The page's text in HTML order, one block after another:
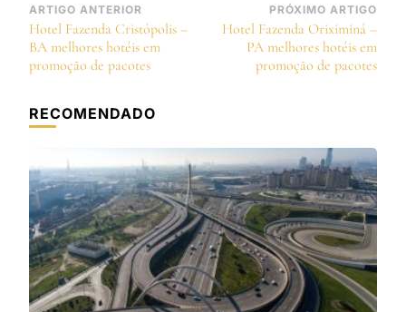
Navegação
de
post
ARTIGO ANTERIOR
Hotel Fazenda Cristópolis –
BA melhores hotéis em
promoção de pacotes
PRÓXIMO ARTIGO
Hotel Fazenda Oriximiná –
PA melhores hotéis em
promoção de pacotes
RECOMENDADO